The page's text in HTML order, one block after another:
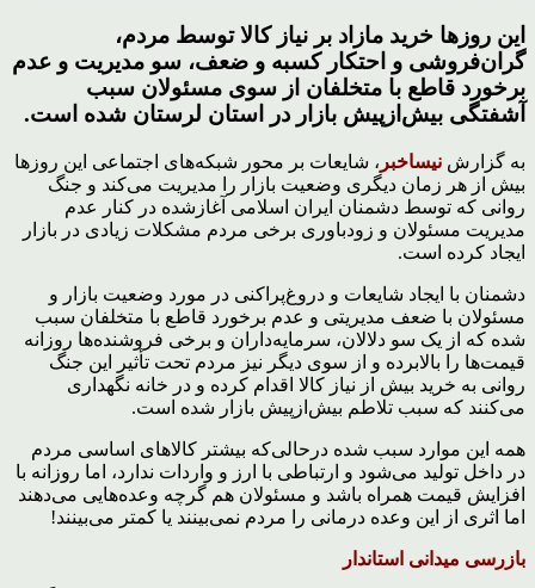
این روزها خرید مازاد بر نیاز کالا توسط مردم،
گران‌فروشی و احتکار کسبه و ضعف، سو مدیریت و عدم
برخورد قاطع با متخلفان از سوی مسئولان سبب
آشفتگی بیش‌ازپیش بازار در استان لرستان شده است.
به گزارش نیساخبر ، شایعات بر محور شبکه‌های اجتماعی این روزها
بیش از هر زمان دیگری وضعیت بازار را مدیریت می‌کند و جنگ
روانی که توسط دشمنان ایران اسلامی آغازشده در کنار عدم
مدیریت مسئولان و زودباوری برخی مردم مشکلات زیادی در بازار
ایجاد کرده است.
دشمنان با ایجاد شایعات و دروغ‌پراکنی در مورد وضعیت بازار و
مسئولان با ضعف مدیریتی و عدم برخورد قاطع با متخلفان سبب
شده که از یک سو دلالان، سرمایه‌داران و برخی فروشنده‌ها روزانه
قیمت‌ها را بالابرده و از سوی دیگر نیز مردم تحت تأثیر این جنگ
روانی به خرید بیش از نیاز کالا اقدام کرده و در خانه نگهداری
می‌کنند که سبب تلاطم بیش‌ازپیش بازار شده است.
همه این موارد سبب شده درحالی‌که بیشتر کالاهای اساسی مردم
در داخل تولید می‌شود و ارتباطی با ارز و واردات ندارد، اما روزانه با
افزایش قیمت همراه باشد و مسئولان هم گرچه وعده‌هایی می‌دهند
اما اثری از این وعده درمانی را مردم نمی‌بینند یا کمتر می‌بینند!
بازرسی میدانی استاندار